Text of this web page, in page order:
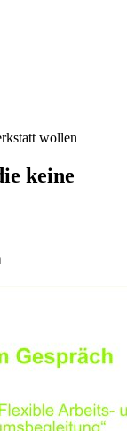
wollen
keine